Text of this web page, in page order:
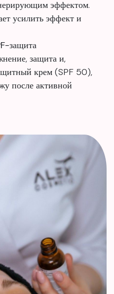
эффектом.
усилить эффект и
защита
защита и,
крем (SPF 50),
после активной